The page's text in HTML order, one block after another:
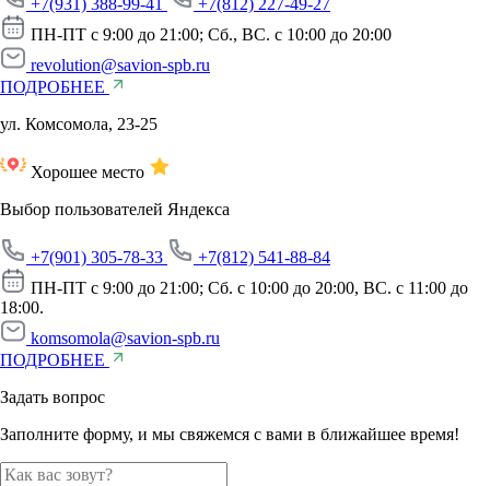
ПН-ПТ с 9:00 до 21:00; Сб., ВС. с 10:00 до 20:00
revolution@savion-spb.ru
ПОДРОБНЕЕ
ул. Комсомола, 23-25
Хорошее место
Выбор пользователей Яндекса
+7(901) 305-78-33
+7(812) 541-88-84
ПН-ПТ с 9:00 до 21:00; Сб. с 10:00 до 20:00, ВС. с 11:00 до
18:00.
komsomola@savion-spb.ru
ПОДРОБНЕЕ
Задать вопрос
Заполните форму, и мы свяжемся с вами в ближайшее время!
Частично съемные протезы
Протезирование передних зубов
Балочный протез